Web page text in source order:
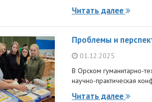
Читать далее
Проблемы и
01.12.2025
В Орском гуманитарно-
научно-практическая
Читать далее